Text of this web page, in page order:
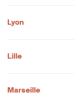
Lyon
Lille
Marseille